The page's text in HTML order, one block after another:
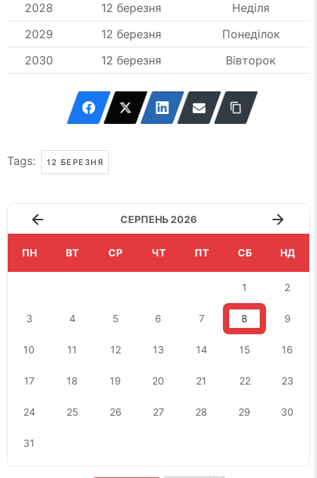
2028
12 березня
Неділя
2029
12 березня
Понеділок
2030
12 березня Вівторок
Tags: 12 БЕРЕЗНЯ
СЕРПЕНЬ 2026
ПН ВТ СР ЧТ ПТ СБ НД
1 2
3 4 5 6 7 8 9
10 11 12 13 14 15 16
17 18 19 20 21 22 23
24 25 26 27 28 29 30
31